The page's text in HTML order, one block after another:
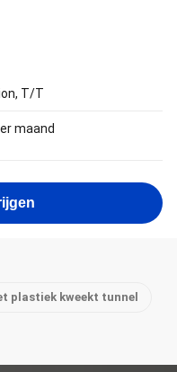
T/T
maand
plastiek kweekt tunnel